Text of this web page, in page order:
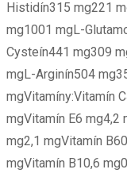
Histidín315 mg221
mg1001 mgL-
Cysteín441 mg309
mgL-Arginín504
mgVitamíny:Vitamín
mgVitamín E6 mg4,2
mg2,1 mgVitamín
mgVitamín B10,6